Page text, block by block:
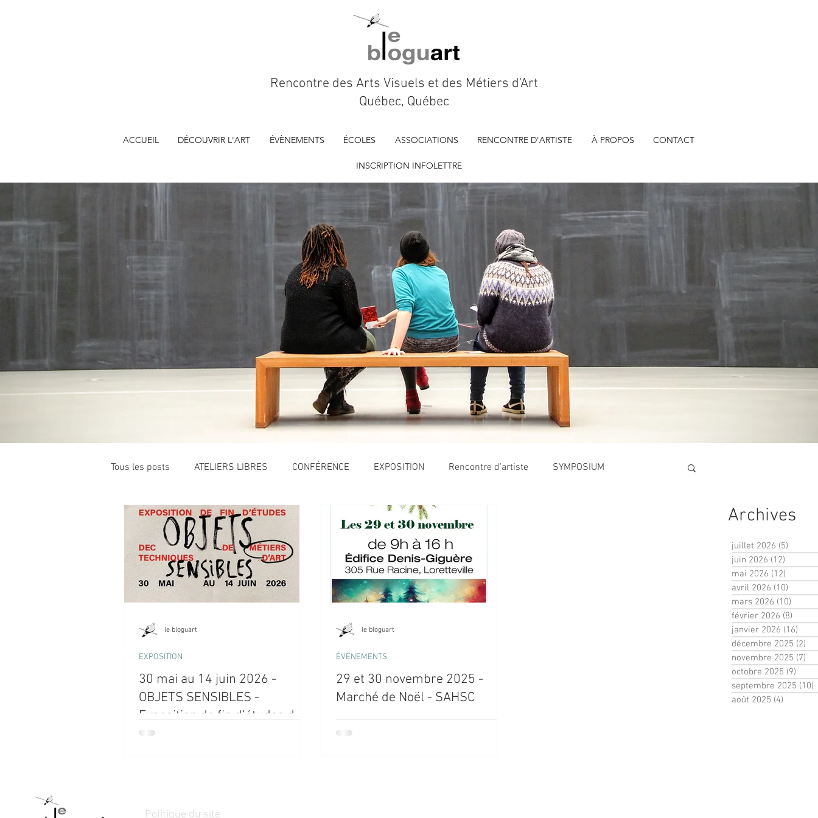
Rencontre des Arts Visuels et des Métiers d'Art
Québec, Québec
ACCUEIL DÉCOUVRIR L'ART ÉVÈNEMENTS ÉCOLES ASSOCIATIONS RENCONTRE D'ARTISTE À PROPOS CONTACT
INSCRIPTION INFOLETTRE
Tous les posts ATELIERS LIBRES CONFÉRENCE EXPOSITION Rencontre d’artiste SYMPOSIUM
ÉVÈNEMENTS FORMATIONS Marché d'artisan.es
30 mai au 14 juin 2026 -
OBJETS SENSIBLES -
Exposition de fin d’études du
DEC techniques de métiers
EXPOSITION
le bloguart
29 et 30 novembre 2025 -
Marché de Noël - SAHSC
ÉVÈNEMENTS
le bloguart
Archives
juillet 2026 (5)
juin 2026 (12)
mai 2026 (12)
avril 2026 (10)
mars 2026 (10)
février 2026 (8)
janvier 2026 (16)
décembre 2025 (2)
novembre 2025 (7)
octobre 2025 (9)
septembre 2025 (10)
août 2025 (4)
Politique du site